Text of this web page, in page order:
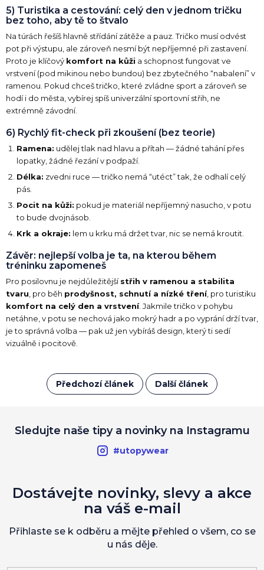
5) Turistika a cestování: celý den v jednom tričku
bez toho, aby tě to štvalo
Na túrách řešíš hlavně střídání zátěže a pauz. Tričko musí odvést
pot při výstupu, ale zároveň nesmí být nepříjemné při zastavení.
Proto je klíčový komfort na kůži a schopnost fungovat ve
vrstvení (pod mikinou nebo bundou) bez zbytečného “nabalení” v
ramenou. Pokud chceš tričko, které zvládne sport a zároveň se
hodí i do města, vybírej spíš univerzální sportovní střih, ne
extrémně závodní.
6) Rychlý fit-check při zkoušení (bez teorie)
Ramena: udělej tlak nad hlavu a přítah — žádné tahání přes
lopatky, žádné řezání v podpaží.
Délka: zvedni ruce — tričko nemá “utéct” tak, že odhalí celý
pás.
Pocit na kůži: pokud je materiál nepříjemný nasucho, v potu
to bude dvojnásob.
Krk a okraje: lem u krku má držet tvar, nic se nemá kroutit.
Závěr: nejlepší volba je ta, na kterou během
tréninku zapomeneš
Pro posilovnu je nejdůležitějšístřih v ramenou a stabilita
tvaru , pro běh prodyšnost, schnutí a nízké tření, pro turistiku
komfort na celý den a vrstvení. Jakmile tričko v pohybu
netáhne, v potu se nechová jako mokrý hadr a po vyprání drží tvar,
je to správná volba — pak už jen vybíráš design, který ti sedí
vizuálně i pocitově.
Předchozí článek Další článek
Sledujte naše tipy a novinky na Instagramu
#utopywear
Dostávejte novinky, slevy a akce
na váš e-mail
Přihlaste se k odběru a mějte přehled o všem, co se
u nás děje.